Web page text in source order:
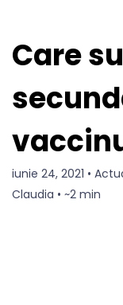
Care
iunie 24, 2021 •
Claudia • ~2 min